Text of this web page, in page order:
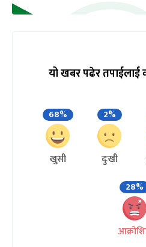
यो खबर पढेर
68%
खुसी
2%
दुःखी
28%